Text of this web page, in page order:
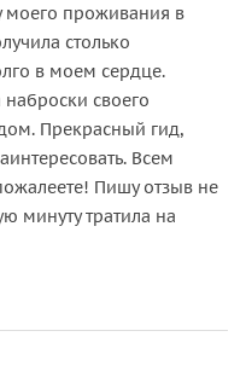
моего проживания в
столько
в моем сердце.
наброски своего
Прекрасный гид,
Всем
Пишу отзыв не
минуту тратила на